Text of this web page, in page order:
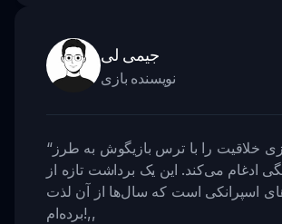
جیمی لی
نویسنده بازی
“خلاقیت را با ترس بازیگوش به طرز
ادغام می‌کند. این یک برداشت تازه از
اسپرانکی است که سال‌ها از آن لذت
برده‌ام!,,